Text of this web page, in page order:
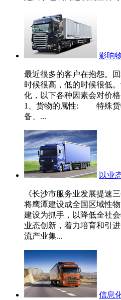
影响
最近很多的客户在抱怨。
时候很高，低的时候很低
化，以下各种因素会对
1、货物的属性: 特殊货
备、...
以业
《长沙市服务业发展提速
将鹰潭建设成全国区域性
建设为抓手，以降低全社
业态创新，着力培育和引
流产业集...
信息